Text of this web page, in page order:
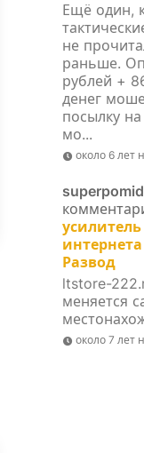
Ещё один,
не
раньше.
рублей +
денег
посылку
мо...
около 6 лет
Развод
ltstore-
меняется
около 7 лет